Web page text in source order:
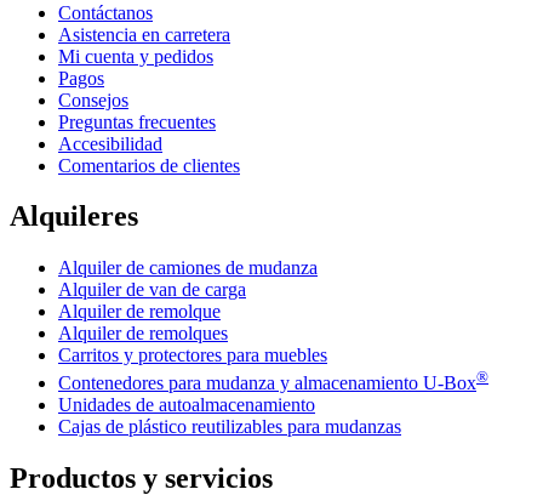
Contáctanos
Asistencia en carretera
Mi cuenta y pedidos
Pagos
Consejos
Preguntas frecuentes
Accesibilidad
Comentarios de clientes
Alquileres
Alquiler de camiones de mudanza
Alquiler de van de carga
Alquiler de remolque
Alquiler de remolques
Carritos y protectores para muebles
Contenedores para mudanza y almacenamiento U-Box®
Unidades de autoalmacenamiento
Cajas de plástico reutilizables para mudanzas
Productos y servicios